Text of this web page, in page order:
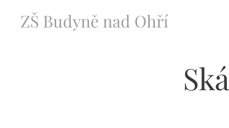
ZŠ Budyně nad Ohří